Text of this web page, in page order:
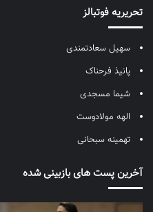
تحریریه فوتبالز
سهیل سعادتمندی
پانیذ فرحناک
شیما مسجدی
الهه مولادوست
تهمینه سبحانی
آخرین پست های بازبینی شده